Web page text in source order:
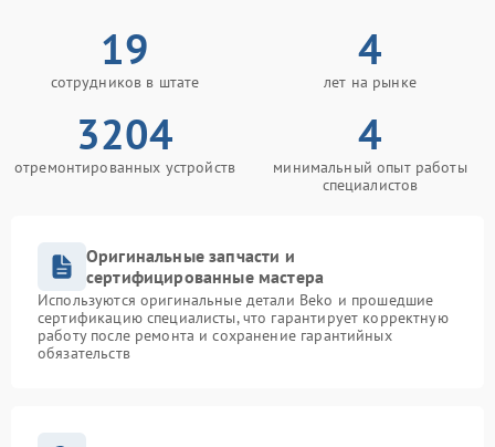
19
сотрудников в штате
4
лет на рынке
3204
отремонтированных устройств
4
минимальный опыт работы
специалистов
Оригинальные запчасти и
сертифицированные мастера
Используются оригинальные детали Beko и прошедшие
сертификацию специалисты, что гарантирует корректную
работу после ремонта и сохранение гарантийных
обязательств